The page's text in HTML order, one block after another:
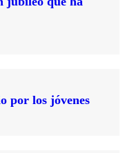
por los jóvenes